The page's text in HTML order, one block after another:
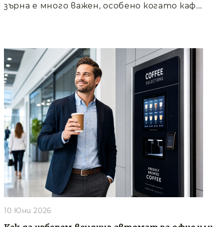
зърна е много важен, особено когато каф...
10 Юни 2026